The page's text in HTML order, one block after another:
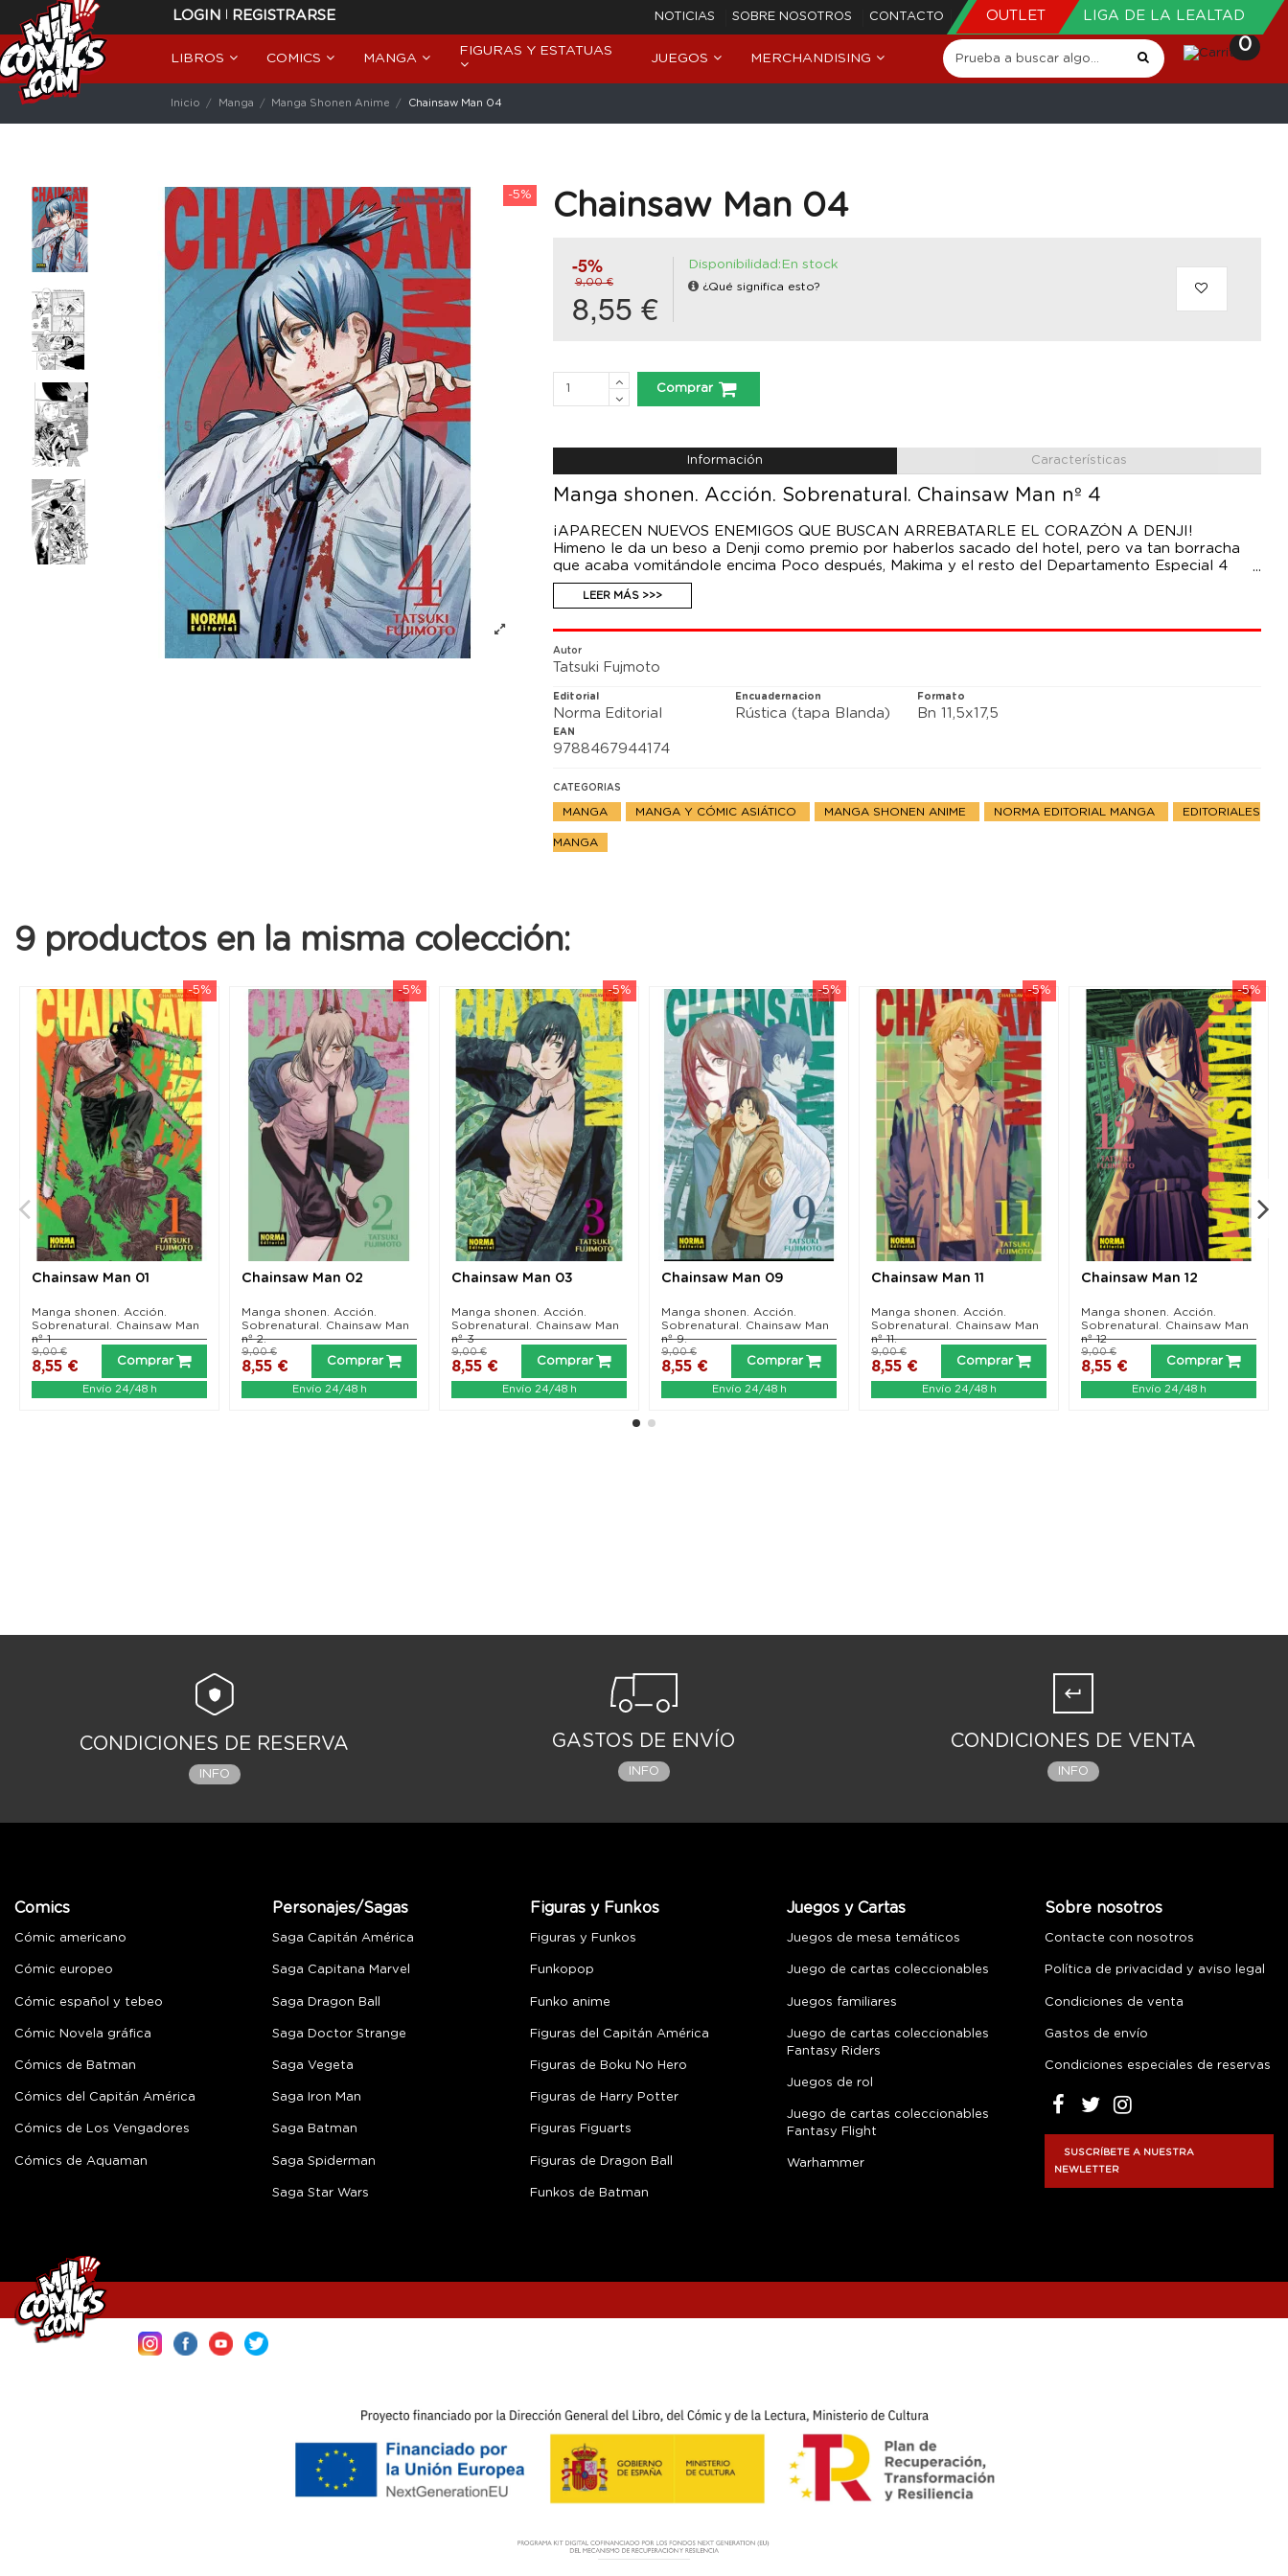
LOGIN | REGISTRARSE NOTICIAS SOBRE NOSOTROS CONTACTO OUTLET LIGA DE LA LEALTAD
LIBROS COMICS MANGA
FIGURAS Y ESTATUAS
JUEGOS MERCHANDISING
0
Inicio Manga Manga Shonen Anime Chainsaw Man 04
-5% Chainsaw Man 04
-5%
9,00 €
8,55 €
Disponibilidad:En stock
¿Qué significa esto?
Comprar
Información Características
Manga shonen. Acción. Sobrenatural. Chainsaw Man nº 4
¡APARECEN NUEVOS ENEMIGOS QUE BUSCAN ARREBATARLE EL CORAZÓN A DENJI!
Himeno le da un beso a Denji como premio por haberlos sacado del hotel, pero va tan borracha
que acaba vomitándole encima Poco después, Makima y el resto del Departamento Especial 4
caen víctimas de una emboscada. Resulta que un misterioso espadachín y una extraña joven se
presentan ante Denji con la intención de arrebatarle el corazón a petición del Demonio Pistola.
LEER MÁS >>>
Autor
Tatsuki Fujmoto
Editorial
Norma Editorial
Encuadernacion
Rústica (tapa Blanda)
Formato
Bn 11,5x17,5
EAN
9788467944174
CATEGORIAS
MANGA MANGA Y CÓMIC ASIÁTICO MANGA SHONEN ANIME NORMA EDITORIAL MANGA EDITORIALES
MANGA
9 productos en la misma colección:
-5%
Chainsaw Man 01
Manga shonen. Acción.
Sobrenatural. Chainsaw Man
nº 1
8,55 €
9,00 €
Comprar
Envío 24/48 h
-5%
Chainsaw Man 02
Manga shonen. Acción.
Sobrenatural. Chainsaw Man
nº 2.
8,55 €
9,00 €
Comprar
Envío 24/48 h
-5%
Chainsaw Man 03
Manga shonen. Acción.
Sobrenatural. Chainsaw Man
nº 3
8,55 €
9,00 €
Comprar
Envío 24/48 h
-5%
Chainsaw Man 09
Manga shonen. Acción.
Sobrenatural. Chainsaw Man
nº 9.
8,55 €
9,00 €
Comprar
Envío 24/48 h
-5%
Chainsaw Man 11
Manga shonen. Acción.
Sobrenatural. Chainsaw Man
nº 11.
8,55 €
9,00 €
Comprar
Envío 24/48 h
-5%
Chainsaw Man 12
Manga shonen. Acción.
Sobrenatural. Chainsaw Man
nº 12
8,55 €
9,00 €
Comprar
Envío 24/48 h
CONDICIONES DE RESERVA
INFO
GASTOS DE ENVÍO
INFO
CONDICIONES DE VENTA
INFO
Comics
Cómic americano
Cómic europeo
Cómic español y tebeo
Cómic Novela gráfica
Cómics de Batman
Cómics del Capitán América
Cómics de Los Vengadores
Cómics de Aquaman
Personajes/Sagas
Saga Capitán América
Saga Capitana Marvel
Saga Dragon Ball
Saga Doctor Strange
Saga Vegeta
Saga Iron Man
Saga Batman
Saga Spiderman
Saga Star Wars
Figuras y Funkos
Figuras y Funkos
Funkopop
Funko anime
Figuras del Capitán América
Figuras de Boku No Hero
Figuras de Harry Potter
Figuras Figuarts
Figuras de Dragon Ball
Funkos de Batman
Juegos y Cartas
Juegos de mesa temáticos
Juego de cartas coleccionables
Juegos familiares
Juego de cartas coleccionables
Fantasy Riders
Juegos de rol
Juego de cartas coleccionables
Fantasy Flight
Warhammer
Sobre nosotros
Contacte con nosotros
Política de privacidad y aviso legal
Condiciones de venta
Gastos de envío
Condiciones especiales de reservas
SUSCRÍBETE A NUESTRA
NEWLETTER